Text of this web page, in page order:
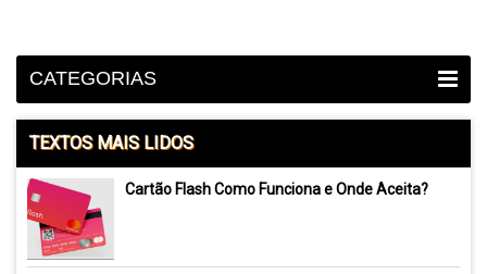
CATEGORIAS
TEXTOS MAIS LIDOS
Cartão Flash Como Funciona e Onde Aceita?